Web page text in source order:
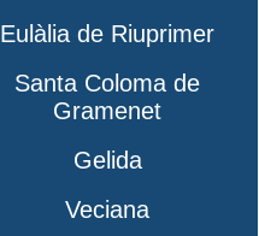
Eulàlia de Riuprimer
Santa Coloma de
Gramenet
Gelida
Veciana